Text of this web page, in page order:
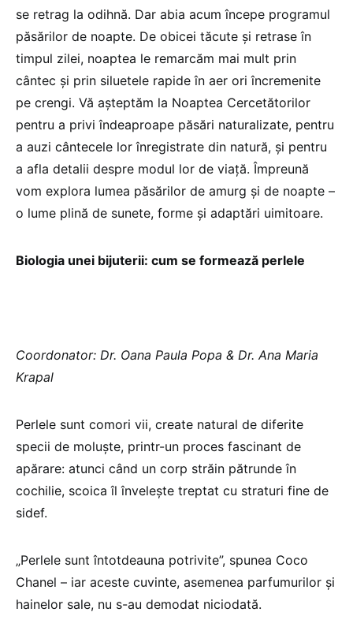
se retrag la odihnă. Dar abia acum începe programul
păsărilor de noapte. De obicei tăcute și retrase în
timpul zilei, noaptea le remarcăm mai mult prin
cântec și prin siluetele rapide în aer ori încremenite
pe crengi. Vă așteptăm la Noaptea Cercetătorilor
pentru a privi îndeaproape păsări naturalizate, pentru
a auzi cântecele lor înregistrate din natură, și pentru
a afla detalii despre modul lor de viață. Împreună
vom explora lumea păsărilor de amurg și de noapte –
o lume plină de sunete, forme și adaptări uimitoare.
Biologia unei bijuterii: cum se formează perlele
Coordonator: Dr. Oana Paula Popa & Dr. Ana Maria
Krapal
Perlele sunt comori vii, create natural de diferite
specii de moluște, printr-un proces fascinant de
apărare: atunci când un corp străin pătrunde în
cochilie, scoica îl învelește treptat cu straturi fine de
sidef.
„Perlele sunt întotdeauna potrivite”, spunea Coco
Chanel – iar aceste cuvinte, asemenea parfumurilor și
hainelor sale, nu s-au demodat niciodată.